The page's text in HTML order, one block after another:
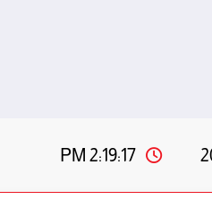
2:19:19 PM